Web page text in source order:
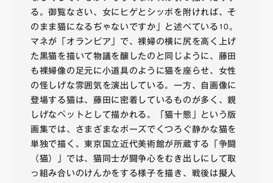
る。御覧なさい、女にヒゲとシッポを附ければ、そ
のまま猫になるぢゃないですか」と述べている 10。
マネが「オランピア」で、裸婦の横に尻を高く上げ
た黒猫を描いて物議を醸したのと同じように、藤田
も裸婦像の足元に小道具のように猫を座らせ、女性
の怪しげな雰囲気を演出している。一方、自画像に
登場する猫は、藤田に密着しているものが多く、親
しげなペットとして描かれる。「猫十態」という版
画集では、さまざまなポーズでくつろぐ静かな猫を
単独で描く。東京国立近代美術館が所蔵する「争闘
（猫）」では、猫同士が闘争心をむき出しにして取
っ組み合いのけんかをする様子を描き、戦後は擬人